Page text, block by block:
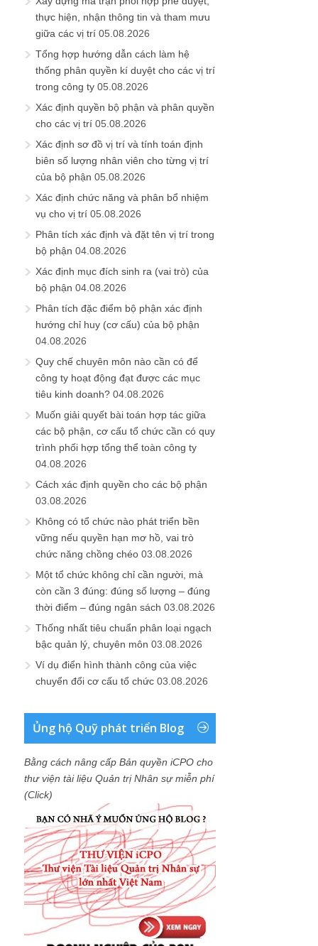
thực hiện, nhận thông tin và tham mưu
giữa các vị trí 05.08.2026
Tổng hợp hướng dẫn cách làm hệ
thống phân quyền kí duyệt cho các vị trí
trong công ty 05.08.2026
Xác định quyền bộ phận và phân quyền
cho các vị trí 05.08.2026
Xác định sơ đồ vị trí và tính toán định
biên số lượng nhân viên cho từng vị trí
của bộ phận 05.08.2026
Xác định chức năng và phân bổ nhiệm
vụ cho vị trí 05.08.2026
Phân tích xác định và đặt tên vị trí trong
bộ phận 04.08.2026
Xác định mục đích sinh ra (vai trò) của
bộ phận 04.08.2026
Phân tích đặc điểm bộ phận xác định
hướng chỉ huy (cơ cấu) của bộ phận
04.08.2026
Quy chế chuyên môn nào cần có để
công ty hoạt động đạt được các mục
tiêu kinh doanh? 04.08.2026
Muốn giải quyết bài toán hợp tác giữa
các bộ phận, cơ cấu tổ chức cần có quy
trình phối hợp tổng thể toàn công ty
04.08.2026
Cách xác định quyền cho các bộ phận
03.08.2026
Không có tổ chức nào phát triển bền
vững nếu quyền hạn mơ hồ, vai trò
chức năng chồng chéo 03.08.2026
Một tổ chức không chỉ cần người, mà
còn cần 3 đúng: đúng số lượng – đúng
thời điểm – đúng ngân sách 03.08.2026
Thống nhất tiêu chuẩn phân loại ngạch
bậc quản lý, chuyên môn 03.08.2026
Ví dụ điển hình thành công của việc
chuyển đổi cơ cấu tổ chức 03.08.2026
Ủng hộ Quỹ phát triển Blog
Bằng cách nâng cấp Bản quyền iCPO cho
thư viện tài liệu Quản trị Nhân sự miễn phí
(Click)